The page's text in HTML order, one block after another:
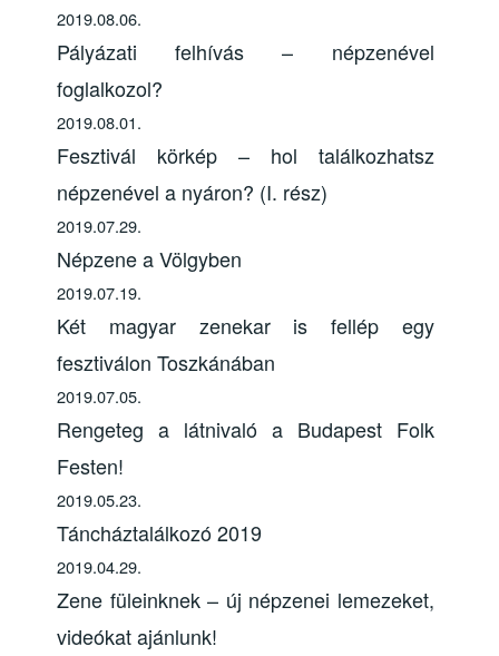
2019.08.06.
Pályázati felhívás – népzenével
foglalkozol?
2019.08.01.
Fesztivál körkép – hol találkozhatsz
népzenével a nyáron? (I. rész)
2019.07.29.
Népzene a Völgyben
2019.07.19.
Két magyar zenekar is fellép egy
fesztiválon Toszkánában
2019.07.05.
Rengeteg a látnivaló a Budapest Folk
Festen!
2019.05.23.
Táncháztalálkozó 2019
2019.04.29.
Zene füleinknek – új népzenei lemezeket,
videókat ajánlunk!